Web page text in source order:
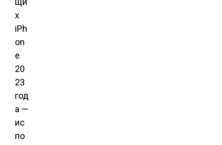
х
iPh
on
e
20
23
год
а —
ис
по